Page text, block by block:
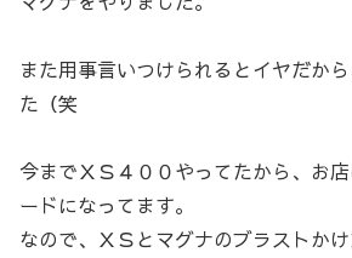
また用事言いつけられるとイヤだか
た（笑
今までＸＳ４００やってたから、お
ードになってます。
なので、ＸＳとマグナのブラストか